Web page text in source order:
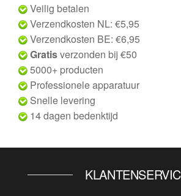
Veilig betalen
Verzendkosten NL: €5,95
Verzendkosten BE: €6,95
Gratisverzonden bij €50
5000+ producten
Professionele apparatuur
Snelle levering
14 dagen bedenktijd